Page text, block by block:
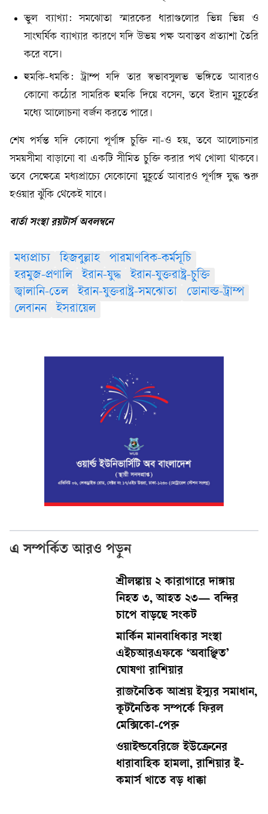
ভুল ব্যাখ্যা: সমঝোতা স্মারকের ধারাগুলোর ভিন্ন ভিন্ন ও
সাংঘর্ষিক ব্যাখ্যার কারণে যদি উভয় পক্ষ অবাস্তব প্রত্যাশা তৈরি
করে বসে।
হুমকি-ধমকি: ট্রাম্প যদি তার স্বভাবসুলভ ভঙ্গিতে আবারও
কোনো কঠোর সামরিক হুমকি দিয়ে বসেন, তবে ইরান মুহূর্তের
মধ্যে আলোচনা বর্জন করতে পারে।
শেষ পর্যন্ত যদি কোনো পূর্ণাঙ্গ চুক্তি না-ও হয়, তবে আলোচনার
সময়সীমা বাড়ানো বা একটি সীমিত চুক্তি করার পথ খোলা থাকবে।
তবে সেক্ষেত্রে মধ্যপ্রাচ্যে যেকোনো মুহূর্তে আবারও পূর্ণাঙ্গ যুদ্ধ শুরু
হওয়ার ঝুঁকি থেকেই যাবে।
বার্তা সংস্থা রয়টার্স অবলম্বনে
মধ্যপ্রাচ্য হিজবুল্লাহ
পারমাণবিক-কর্মসূচি
হরমুজ-প্রণালি
ইরান-যুদ্ধ
ইরান-যুক্তরাষ্ট্র-চুক্তি
জ্বালানি-তেল
ইরান-যুক্তরাষ্ট্র-সমঝোতা
ডোনাল্ড-ট্রাম্প
লেবানন
ইসরায়েল
এ সম্পর্কিত আরও পড়ুন
শ্রীলঙ্কায় ২ কারাগারে দাঙ্গায়
নিহত ৩, আহত ২৩— বন্দির
চাপে বাড়ছে সংকট
মার্কিন মানবাধিকার সংস্থা
এইচআরএফকে ‘অবাঞ্ছিত’
ঘোষণা রাশিয়ার
রাজনৈতিক আশ্রয় ইস্যুর সমাধান,
কূটনৈতিক সম্পর্কে ফিরল
মেক্সিকো-পেরু
ওয়াইল্ডবেরিজে ইউক্রেনের
ধারাবাহিক হামলা, রাশিয়ার ই-
কমার্স খাতে বড় ধাক্কা